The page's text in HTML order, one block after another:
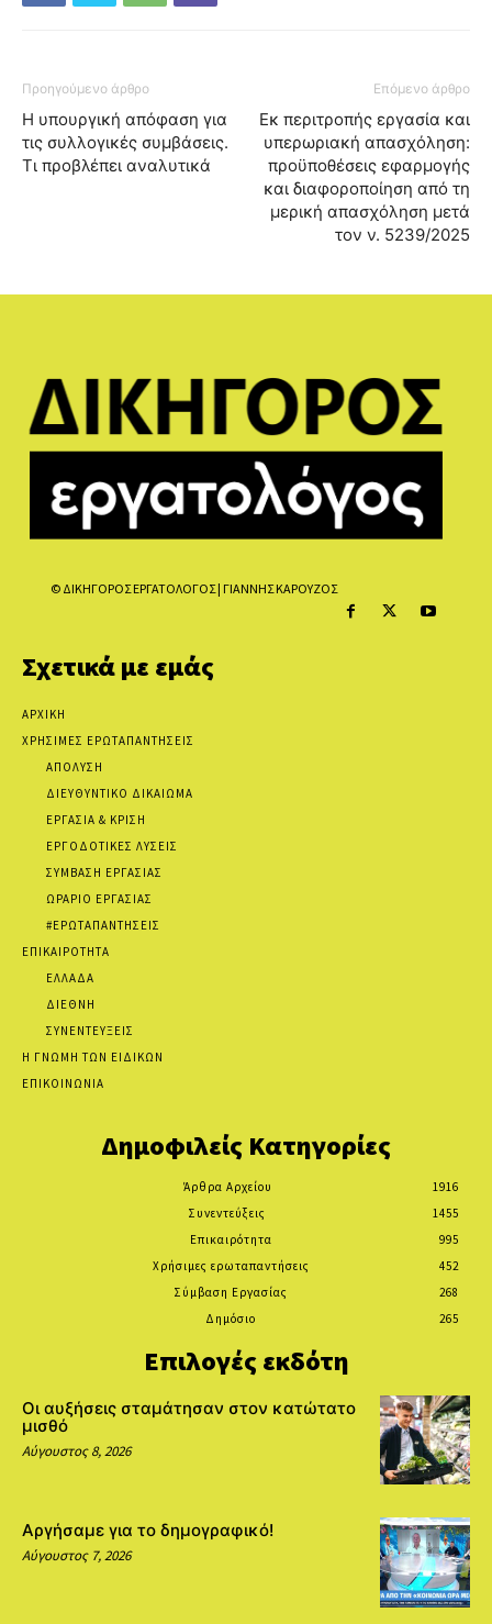
Προηγούμενο άρθρο
Η υπουργική απόφαση για
τις συλλογικές συμβάσεις.
Τι προβλέπει αναλυτικά
Επόμενο άρθρο
Eκ περιτροπής εργασία και
υπερωριακή απασχόληση:
προϋποθέσεις εφαρμογής
και διαφοροποίηση από τη
μερική απασχόληση μετά
τον ν. 5239/2025
© ΔΙΚΗΓΟΡΟΣ ΕΡΓΑΤΟΛΟΓΟΣ | ΓΙΑΝΝΗΣ ΚΑΡΟΥΖΟΣ
Σχετικά με εμάς
ΑΡΧΙΚΗ
ΧΡΗΣΙΜΕΣ ΕΡΩΤΑΠΑΝΤΗΣΕΙΣ
ΑΠΟΛΥΣΗ
ΔΙΕΥΘΥΝΤΙΚΟ ΔΙΚΑΙΩΜΑ
ΕΡΓΑΣΙΑ & ΚΡΙΣΗ
ΕΡΓΟΔΟΤΙΚΕΣ ΛΥΣΕΙΣ
ΣΥΜΒΑΣΗ ΕΡΓΑΣΙΑΣ
ΩΡΑΡΙΟ ΕΡΓΑΣΙΑΣ
#ΕΡΩΤΑΠΑΝΤΗΣΕΙΣ
ΕΠΙΚΑΙΡΟΤΗΤΑ
ΕΛΛΑΔΑ
ΔΙΕΘΝΗ
ΣΥΝΕΝΤΕΥΞΕΙΣ
Η ΓΝΩΜΗ ΤΩΝ ΕΙΔΙΚΩΝ
ΕΠΙΚΟΙΝΩΝΙΑ
Δημοφιλείς Κατηγορίες
Άρθρα Αρχείου
1916
Συνεντεύξεις
1455
Επικαιρότητα
995
Χρήσιμες ερωταπαντήσεις
452
Σύμβαση Εργασίας
268
Δημόσιο
265
Επιλογές εκδότη
Οι αυξήσεις σταμάτησαν στον κατώτατο
μισθό
Αύγουστος 8, 2026
Αργήσαμε για το δημογραφικό!
Αύγουστος 7, 2026